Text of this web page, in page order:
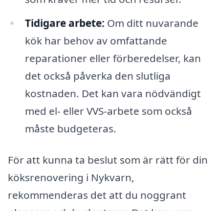
Tidigare arbete: Om ditt nuvarande
kök har behov av omfattande
reparationer eller förberedelser, kan
det också påverka den slutliga
kostnaden. Det kan vara nödvändigt
med el- eller VVS-arbete som också
måste budgeteras.
För att kunna ta beslut som är rätt för din
köksrenovering i Nykvarn,
rekommenderas det att du noggrant